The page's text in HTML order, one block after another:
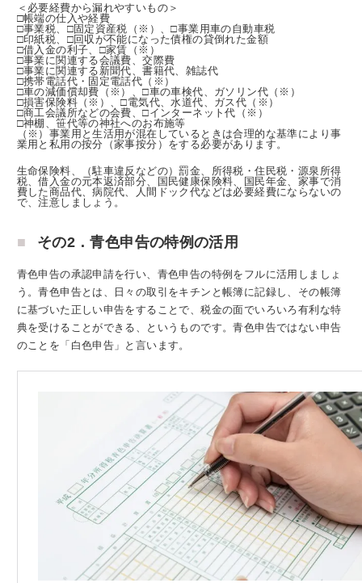
＜必要経費から漏れやすいもの＞
□帳端の仕入や経費
□事業税、□固定資産税（※）、□事業用車の自動車税
□印紙税、□回収が不能になった債権の貸倒れた金額
□借入金の利子、□家賃（※）
□事業に関連する会議費、交際費
□事業に関連する新聞代、書籍代、雑誌代
□携帯電話代・固定電話代（※）
□車の減価償却費（※）、□車の車検代、ガソリン代（※）
□損害保険料（※）、□電気代、水道代、ガス代（※）
□商工会議所などの会費、□インターネット代（※）
□神棚、笹代等の神社へのお布施等
（※）事業用と生活用が混在しているときは合理的な基準により事
業用と私用の按分（家事按分）をする必要があります。
生命保険料、（駐車違反などの）罰金、所得税・住民税・源泉所得
税、借入金の元本返済部分、国民健康保険料、国民年金、家事で消
費した商品代、病院代、人間ドック代などは必要経費にならないの
で、注意しましょう。
その2．青色申告の特例の活用
青色申告の承認申請を行い、青色申告の特例をフルに活用しましょ
う。青色申告とは、日々の取引をキチンと帳簿に記録し、その帳簿
に基づいた正しい申告をすることで、税金の面でいろいろ有利な特
典を受けることができる、というものです。青色申告ではない申告
のことを「白色申告」と言います。